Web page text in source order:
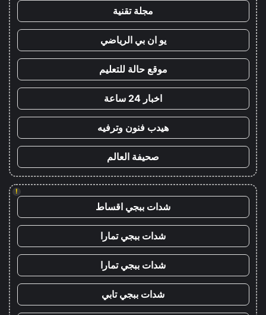
مجلة تقنية
يو ان بي الرياضي
موقع حالة للتعليم
اخبار 24 ساعة
هيدب فنون وترفيه
صحيفة العالم
!
شدات ببجي اقساط
شدات ببجي تمارا
شدات ببجي تمارا
شدات ببجي تابي